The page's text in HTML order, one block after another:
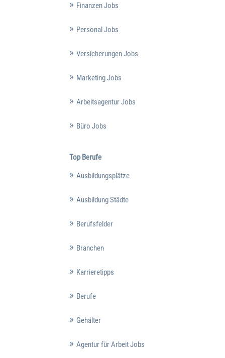
Finanzen Jobs
Personal Jobs
Versicherungen Jobs
Marketing Jobs
Arbeitsagentur Jobs
Büro Jobs
Top Berufe
Ausbildungsplätze
Ausbildung Städte
Berufsfelder
Branchen
Karrieretipps
Berufe
Gehälter
Agentur für Arbeit Jobs